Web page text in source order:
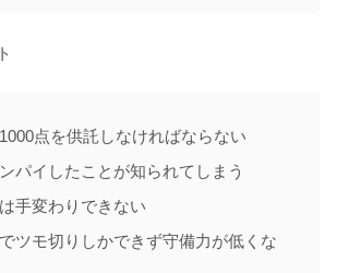
点を供託しなければならない
パイしたことが知られてしまう
手変わりできない
ツモ切りしかできず守備力が低くな